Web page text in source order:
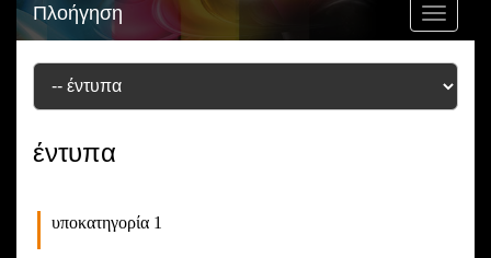
Toggle
Πλοήγηση
έντυπα
υποκατηγορία 1